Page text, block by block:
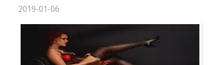
2019-01-06